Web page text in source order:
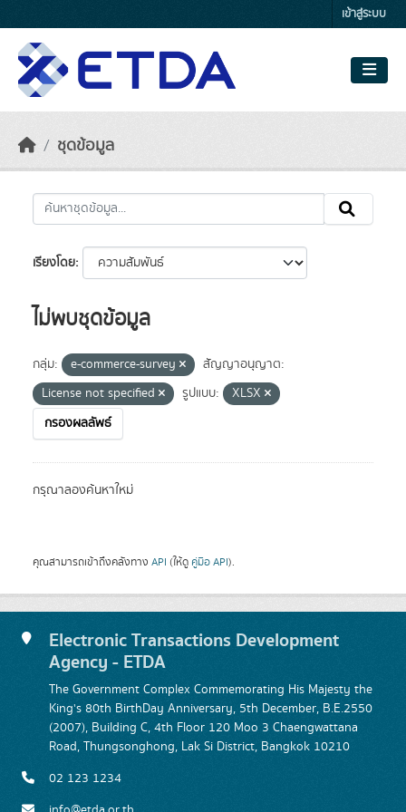
เข้าสู่ระบบ
ชุดข้อมูล
เรียงโดย
ไม่พบชุดข้อมูล
กลุ่ม: e-commerce-survey
สัญญาอนุญาต:
License not specified
รูปแบบ:
XLSX
กรองผลลัพธ์
กรุณาลองค้นหาใหม่
คุณสามารถเข้าถึงคลังทาง API (ให้ดู คู่มือ API).
Electronic Transactions Development
Agency - ETDA
The Government Complex Commemorating His Majesty the
King's 80th BirthDay Anniversary, 5th December, B.E.2550
(2007), Building C, 4th Floor 120 Moo 3 Chaengwattana
Road, Thungsonghong, Lak Si District, Bangkok 10210
02 123 1234